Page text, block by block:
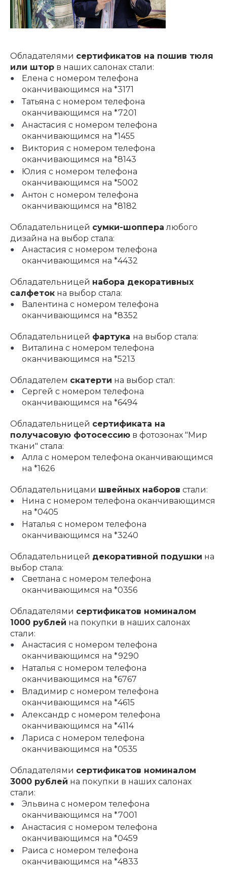
Обладателями сертификатов на пошив тюля
или штор в наших салонах стали:
Елена с номером телефона
оканчивающимся на *3171
Татьяна с номером телефона
оканчивающимся на *7201
Анастасия с номером телефона
оканчивающимся на *1455
Виктория с номером телефона
оканчивающимся на *8143
Юлия с номером телефона
оканчивающимся на *5002
Антон с номером телефона
оканчивающимся на *8182
Обладательницей сумки-шоппера любого
дизайна на выбор стала:
Анастасия с номером телефона
оканчивающимся на *4432
Обладательницей набора декоративных
салфеток на выбор стала:
Валентина с номером телефона
оканчивающимся на *8352
Обладательницей фартука на выбор стала:
Виталина с номером телефона
оканчивающимся на *5213
Обладателем скатерти на выбор стал:
Сергей с номером телефона
оканчивающимся на *6494
Обладательницей сертификата на
получасовую фотосессию в фотозонах "Мир
ткани" стала:
Алла с номером телефона оканчивающимся
на *1626
Обладательницами швейных наборов стали:
Нина с номером телефона оканчивающимся
на *0405
Наталья с номером телефона
оканчивающимся на *3240
Обладательницей декоративной подушки на
выбор стала:
Светлана с номером телефона
оканчивающимся на *0356
Обладателями сертификатов номиналом
1000 рублей на покупки в наших салонах
стали:
Анастасия с номером телефона
оканчивающимся на *9290
Наталья с номером телефона
оканчивающимся на *6767
Владимир с номером телефона
оканчивающимся на *4615
Александр с номером телефона
оканчивающимся на *4114
Лариса с номером телефона
оканчивающимся на *0535
Обладателями сертификатов номиналом
3000 рублей на покупки в наших салонах
стали:
Эльвина с номером телефона
оканчивающимся на *7001
Анастасия с номером телефона
оканчивающимся на *0459
Раиса с номером телефона
оканчивающимся на *4833